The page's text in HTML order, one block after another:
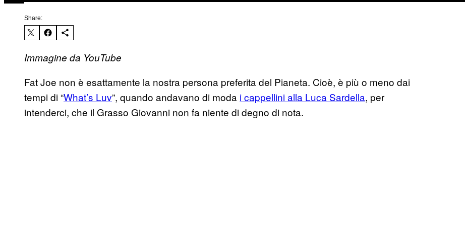
Share:
Immagine da YouTube
Fat Joe non è esattamente la nostra persona preferita del Pianeta. Cioè, è più o meno dai
tempi di “What’s Luv”, quando andavano di moda i cappellini alla Luca Sardella, per
intenderci, che il Grasso Giovanni non fa niente di degno di nota.